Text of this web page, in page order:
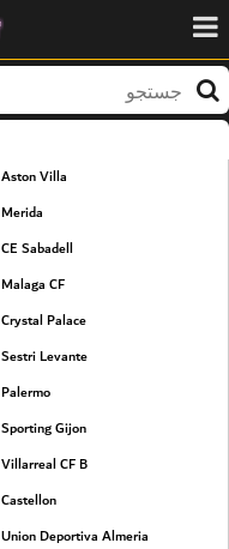
Aston Villa
Merida
CE Sabadell
Malaga CF
Crystal Palace
Sestri Levante
Palermo
Sporting Gijon
Villarreal CF B
Castellon
Union Deportiva Almeria